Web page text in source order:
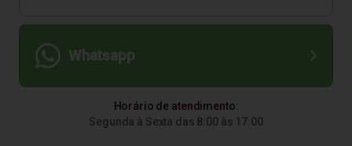
Whatsapp
Horário de atendimento:
Segunda à Sexta das 8:00 às 17:00